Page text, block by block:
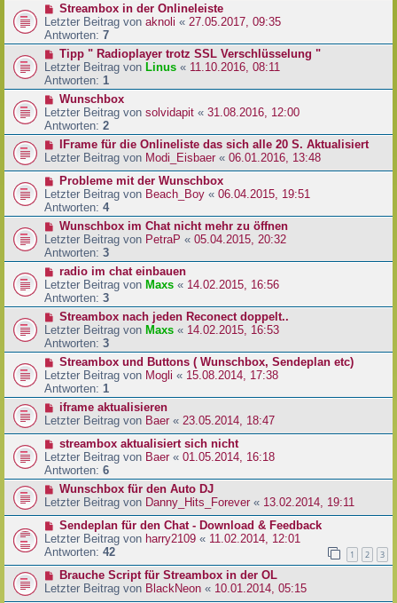
Streambox in der Onlineleiste
Letzter Beitrag von aknoli « 27.05.2017, 09:35
Antworten: 7
Tipp " Radioplayer trotz SSL Verschlüsselung "
Letzter Beitrag von Linus « 11.10.2016, 08:11
Antworten: 1
Wunschbox
Letzter Beitrag von solvidapit « 31.08.2016, 12:00
Antworten: 2
IFrame für die Onlineliste das sich alle 20 S. Aktualisiert
Letzter Beitrag von Modi_Eisbaer « 06.01.2016, 13:48
Probleme mit der Wunschbox
Letzter Beitrag von Beach_Boy « 06.04.2015, 19:51
Antworten: 4
Wunschbox im Chat nicht mehr zu öffnen
Letzter Beitrag von PetraP « 05.04.2015, 20:32
Antworten: 3
radio im chat einbauen
Letzter Beitrag von Maxs « 14.02.2015, 16:56
Antworten: 3
Streambox nach jeden Reconect doppelt..
Letzter Beitrag von Maxs « 14.02.2015, 16:53
Antworten: 3
Streambox und Buttons ( Wunschbox, Sendeplan etc)
Letzter Beitrag von Mogli « 15.08.2014, 17:38
Antworten: 1
iframe aktualisieren
Letzter Beitrag von Baer « 23.05.2014, 18:47
streambox aktualisiert sich nicht
Letzter Beitrag von Baer« 01.05.2014, 16:18
Antworten: 6
Wunschbox für den Auto DJ
Letzter Beitrag von Danny_Hits_Forever « 13.02.2014, 19:11
Sendeplan für den Chat - Download & Feedback
Letzter Beitrag von harry2109 « 11.02.2014, 12:01
Antworten: 42 1 2 3
Brauche Script für Streambox in der OL
Letzter Beitrag von BlackNeon « 10.01.2014, 05:15